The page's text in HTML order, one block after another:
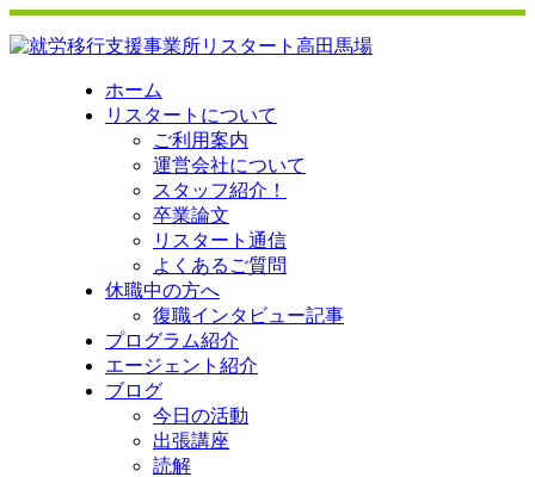
ホーム
リスタートについて
ご利用案内
運営会社について
スタッフ紹介！
卒業論文
リスタート通信
よくあるご質問
休職中の方へ
復職インタビュー記事
プログラム紹介
エージェント紹介
ブログ
今日の活動
出張講座
読解